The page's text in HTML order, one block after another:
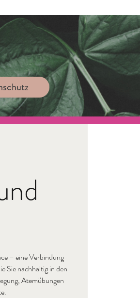
– eine Verbindung
Sie nachhaltig in den
Atemübungen